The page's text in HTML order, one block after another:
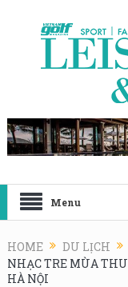
Menu
HOME DU LỊCH
NHẠC TRE MÙA
HÀ NỘI